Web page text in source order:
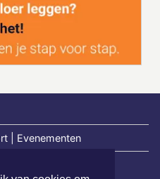
| Evenementen